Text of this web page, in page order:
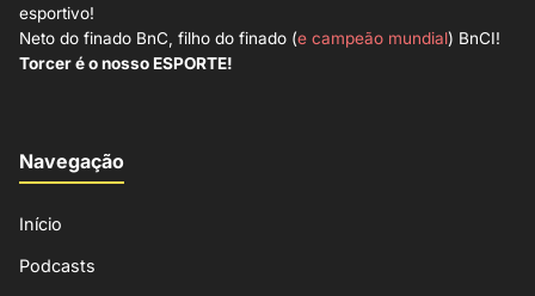
esportivo!
Neto do finado BnC, filho do finado (e campeão mundial) BnCI!
Torcer é o nosso ESPORTE!
Navegação
Início
Podcasts